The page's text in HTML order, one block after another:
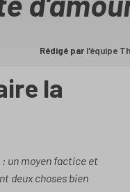
Rédigé par l'équipe
la
un moyen factice et
deux choses bien